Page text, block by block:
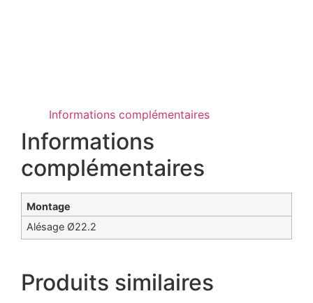
Informations complémentaires
Informations
complémentaires
Montage
Alésage Ø22.2
Produits similaires